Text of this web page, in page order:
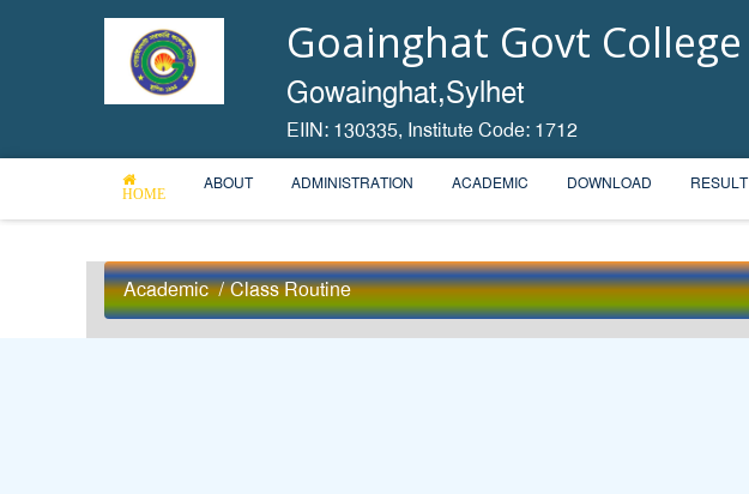
Goainghat Govt College
Gowainghat,Sylhet
EIIN: 130335, Institute Code: 1712
HOME
ABOUT ADMINISTRATION ACADEMIC DOWNLOAD RESULT
Academic/Class Routine